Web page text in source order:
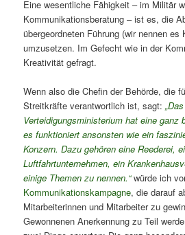
Eine wesentliche Fähigkeit – im Militär
Kommunikationsberatung – ist es, die
übergeordneten Führung (wir nennen es
umzusetzen. Im Gefecht wie in der
Kreativität gefragt.
Wenn also die Chefin der Behörde, die
Streitkräfte verantwortlich ist, sagt:„Das
Verteidigungsministerium hat eine ganz
es funktioniert ansonsten wie ein
Konzern. Dazu gehören eine Reederei,
Luftfahrtunternehmen, ein
einige Themen zu nennen.“würde ich
Kommunikationskampagne, die darauf
Mitarbeiterinnen und Mitarbeiter zu
Gewonnenen Anerkennung zu Teil